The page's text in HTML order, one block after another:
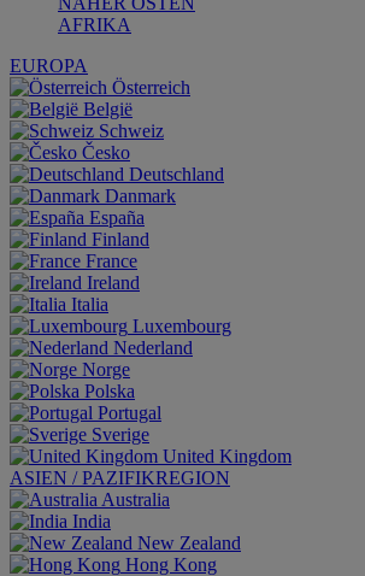
AFRIKA
EUROPA
Österreich
België
Schweiz
Česko
Deutschland
Danmark
España
Finland
France
Ireland
Italia
Luxembourg
Nederland
Norge
Polska
Portugal
Sverige
United Kingdom
ASIEN / PAZIFIKREGION
Australia
India
New Zealand
Hong Kong